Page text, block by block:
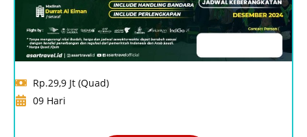
Rp.29,9 Jt (Quad)
09 Hari